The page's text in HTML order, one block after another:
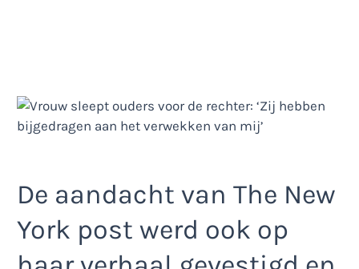
De aandacht van The New
York post werd ook op